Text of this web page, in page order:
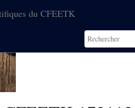
du CFEETK